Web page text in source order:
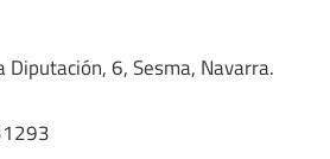
Diputación, 6, Sesma, Navarra.